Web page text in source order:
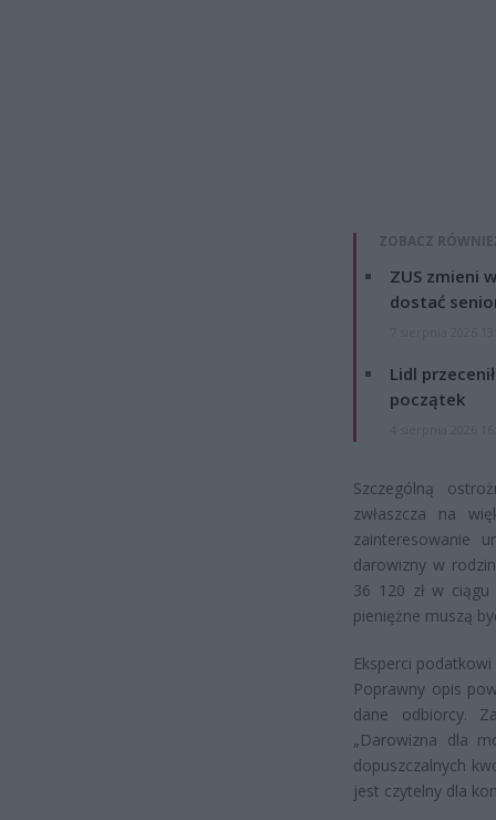
ZOBACZ
ZUS zmieni
dostać
Lidl
początek
Szczególną
zwłaszcza na
zainteresowanie
darowizny w
36 120 zł w
pieniężne muszą
Eksperci
Poprawny opis
dane odbiorcy.
„Darowizna dla
dopuszczalnych
jest czytelny dla